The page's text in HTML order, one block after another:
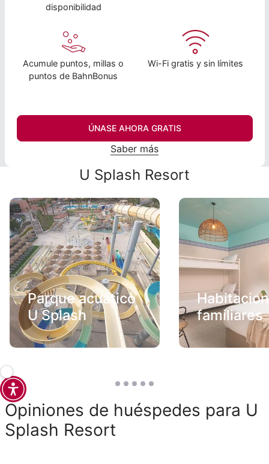
disponibilidad
Acumule puntos, millas o
puntos de BahnBonus
Wi-Fi gratis y sin límites
ÚNASE AHORA GRATIS
Saber más
U Splash Resort
Parque acuático
U Splash
familiares
Opiniones de huéspedes para U
Splash Resort